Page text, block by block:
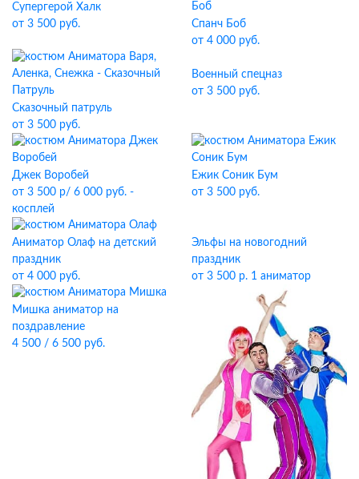
Супергерой Халк
от 3 500 руб.
Спанч Боб
от 4 000 руб.
Сказочный патруль
от 3 500 руб.
Военный спецназ
от 3 500 руб.
Джек Воробей
от 3 500 р/ 6 000 руб. -
косплей
Ежик Соник Бум
от 3 500 руб.
Аниматор Олаф на детский
праздник
от 4 000 руб.
Эльфы на новогодний
праздник
от 3 500 р. 1 аниматор
Мишка аниматор на
поздравление
4 500 / 6 500 руб.